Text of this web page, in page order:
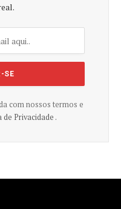
com nossos termos e
Privacidade .